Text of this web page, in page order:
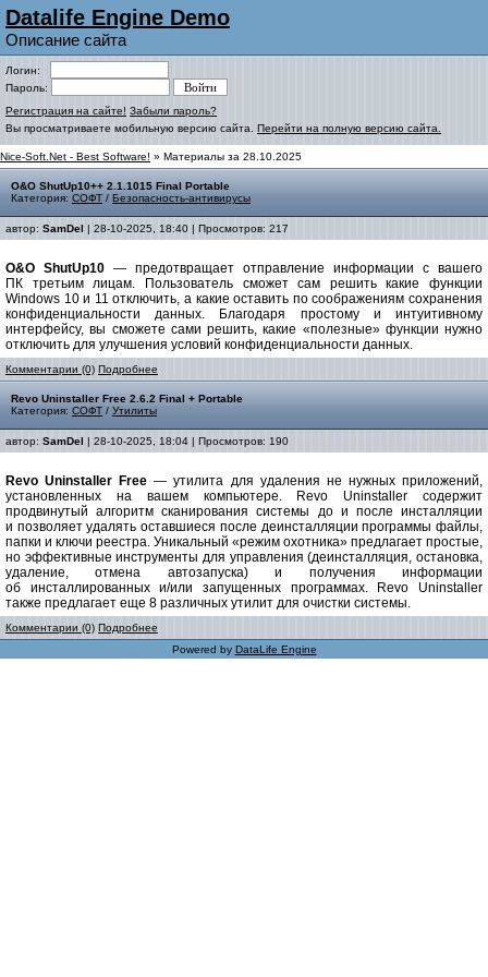
Datalife Engine Demo
Описание сайта
Логин:
Пароль:
Регистрация на сайте! Забыли пароль?
Вы просматриваете мобильную версию сайта. Перейти на полную версию сайта.
Nice-Soft.Net - Best Software! » Материалы за 28.10.2025
O&O ShutUp10++ 2.1.1015 Final Portable
Категория: СОФТ / Безопасность-антивирусы
автор: SamDel | 28-10-2025, 18:40 | Просмотров: 217
O&O ShutUp10 — предотвращает отправление информации с вашего
ПК третьим лицам. Пользователь сможет сам решить какие функции
Windows 10 и 11 отключить, а какие оставить по соображениям сохранения
конфиденциальности данных. Благодаря простому и интуитивному
интерфейсу, вы сможете сами решить, какие «полезные» функции нужно
отключить для улучшения условий конфиденциальности данных.
Комментарии (0) Подробнее
Revo Uninstaller Free 2.6.2 Final + Portable
Категория: СОФТ / Утилиты
автор: SamDel | 28-10-2025, 18:04 | Просмотров: 190
Revo Uninstaller Free — утилита для удаления не нужных приложений,
установленных на вашем компьютере. Revo Uninstaller содержит
продвинутый алгоритм сканирования системы до и после инсталляции
и позволяет удалять оставшиеся после деинсталляции программы файлы,
папки и ключи реестра. Уникальный «режим охотника» предлагает простые,
но эффективные инструменты для управления (деинсталляция, остановка,
удаление, отмена автозапуска) и получения информации
об инсталлированных и/или запущенных программах. Revo Uninstaller
также предлагает еще 8 различных утилит для очистки системы.
Комментарии (0) Подробнее
Powered by DataLife Engine